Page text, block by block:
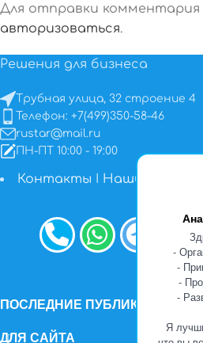
-
-
-
-
Я
Для отправки комментария
авторизоваться.
Решения для бизнеса
Трубная улица, 32 строение 4
Телефон: +7(499)350-58-46
rustar@mail.ru
ПН-ПТ 10:00 - 19:00
Контакты Наши работы
ПОСЛЕДНИЕ ПУБЛИКАЦИИ
ДЛЯ САЙТА